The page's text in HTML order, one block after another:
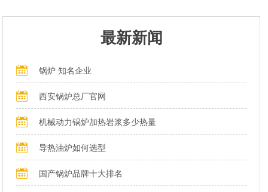
最新新闻
锅炉 知名企业
西安锅炉总厂官网
机械动力锅炉加热岩浆多少热量
导热油炉如何选型
国产锅炉品牌十大排名